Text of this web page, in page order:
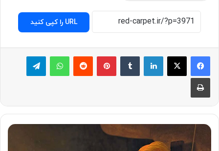
URL را کپی کنید
لینکدین پینترست ‫رددیت واتس آپ
چاپ